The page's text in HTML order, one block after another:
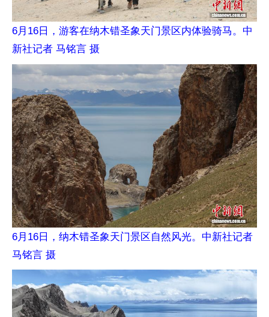
6月16日，游客在纳木错圣象天门景区内体验骑马。中
新社记者 马铭言 摄
6月16日，纳木错圣象天门景区自然风光。中新社记者
马铭言 摄